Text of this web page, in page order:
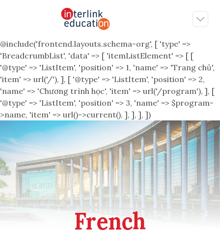
@include('frontend.layouts.schema-org', [ 'type' =>
'BreadcrumbList', 'data' => [ 'itemListElement' => [ [
'@type' => 'ListItem', 'position' => 1, 'name' => 'Trang chủ',
'item' => url('/'), ], [ '@type' => 'ListItem', 'position' => 2,
'name' => 'Chương trình học', 'item' => url('/program'), ], [
'@type' => 'ListItem', 'position' => 3, 'name' => $program-
>name, 'item' => url()->current(), ], ], ], ])
French